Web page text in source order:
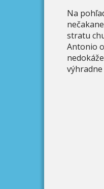
Na
stratu
Antonio